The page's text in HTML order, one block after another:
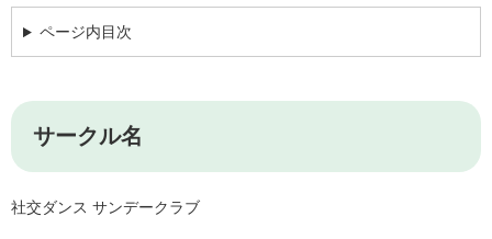
ページ内目次
サークル名
社交ダンス サンデークラブ